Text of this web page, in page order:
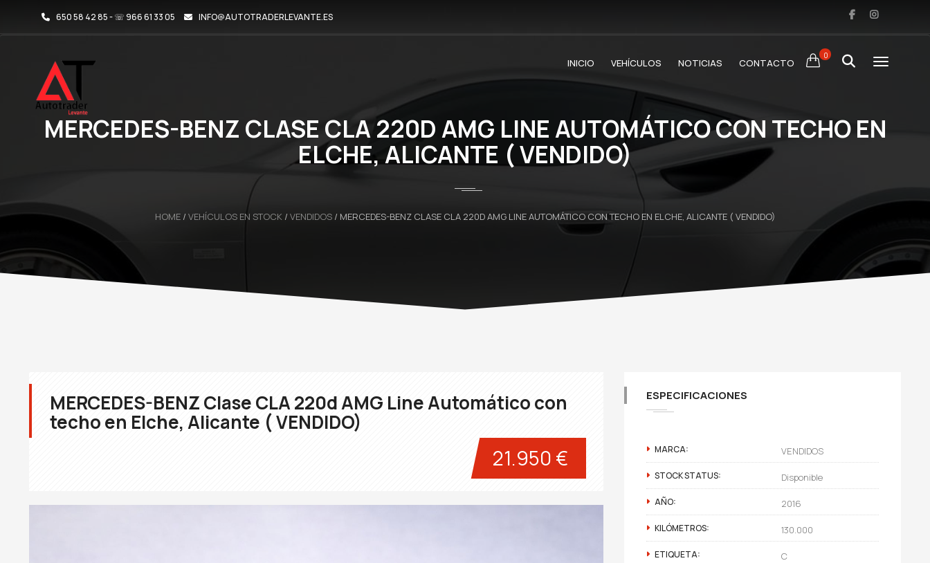
650 58 42 85 - ☏ 966 61 33 05 INFO@AUTOTRADERLEVANTE.ES
0
INICIO VEHÍCULOS NOTICIAS CONTACTO
MERCEDES-BENZ CLASE CLA 220D AMG LINE AUTOMÁTICO CON TECHO EN
ELCHE, ALICANTE ( VENDIDO)
HOME/ VEHÍCULOS EN STOCK/ VENDIDOS/ MERCEDES-BENZ CLASE CLA 220D AMG LINE AUTOMÁTICO CON TECHO EN ELCHE, ALICANTE ( VENDIDO)
MERCEDES-BENZ Clase CLA 220d AMG Line Automático con
techo en Elche, Alicante ( VENDIDO)
21.950 €
ESPECIFICACIONES
MARCA: VENDIDOS
STOCK STATUS: Disponible
AÑO: 2016
KILÓMETROS: 130.000
ETIQUETA: C